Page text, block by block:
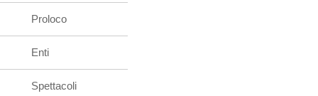
Proloco
Enti
Spettacoli